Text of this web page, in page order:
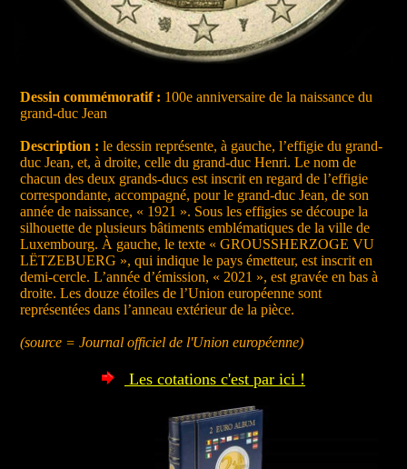
Dessin commémoratif : 100e anniversaire de la naissance du
grand-duc Jean
Description : le dessin représente, à gauche, l’effigie du grand-
duc Jean, et, à droite, celle du grand-duc Henri. Le nom de
chacun des deux grands-ducs est inscrit en regard de l’effigie
correspondante, accompagné, pour le grand-duc Jean, de son
année de naissance, « 1921 ». Sous les effigies se découpe la
silhouette de plusieurs bâtiments emblématiques de la ville de
Luxembourg. À gauche, le texte « GROUSSHERZOGE VU
LËTZEBUERG », qui indique le pays émetteur, est inscrit en
demi-cercle. L’année d’émission, « 2021 », est gravée en bas à
droite. Les douze étoiles de l’Union européenne sont
représentées dans l’anneau extérieur de la pièce.
(source = Journal officiel de l'Union européenne)
Les cotations c'est par ici !